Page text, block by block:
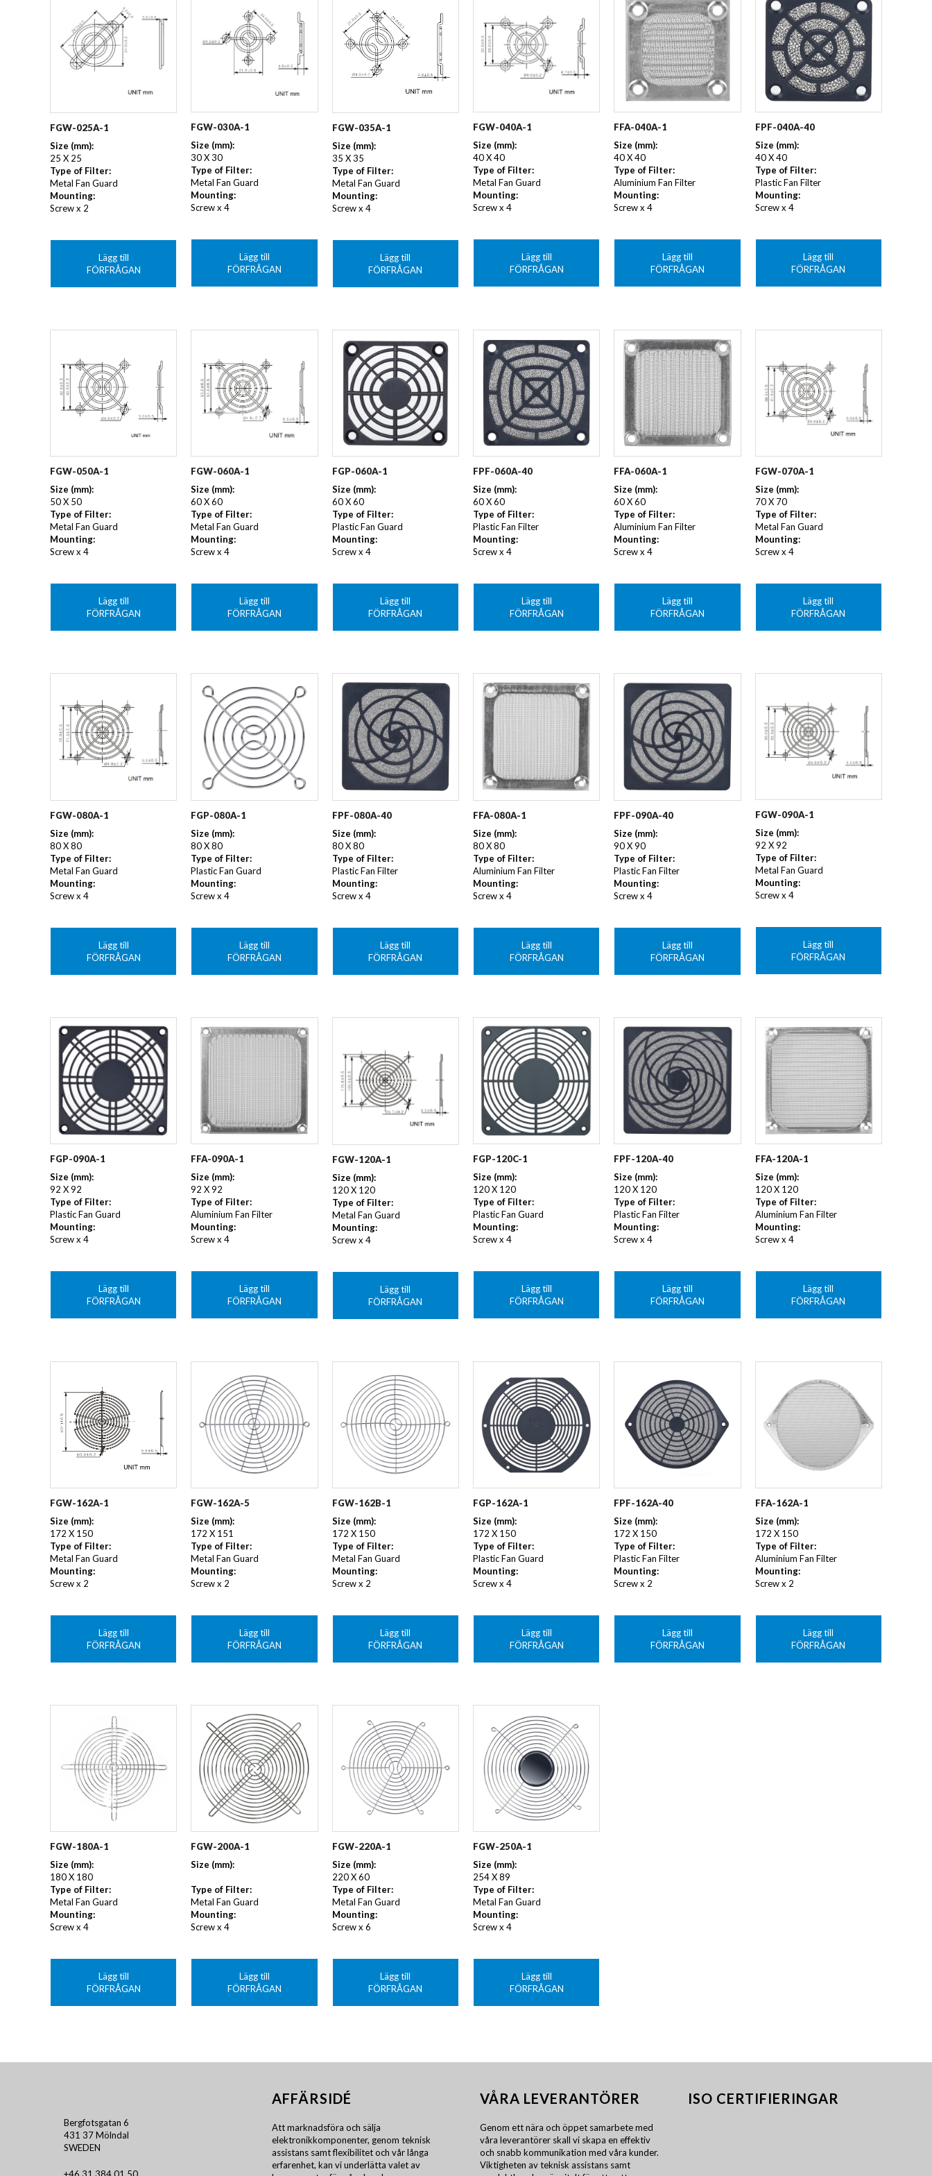
TFT Mono
TFT IPS
TFT HDMI Signal
TFT All-In-One
E-PAPER
LED
LED Matrix
LED Displayer
LED Bar
PEKSKÄRM
FRONTGLAS & SKYDDSFILMER
FILTER
KUNDANPASSAT
Automotive
Bistabilt
FLÄKTAR/KYLNING
DC AXIAL
AC AXIAL
AC RADIAL
FLÄKT TILLBEHÖR
KYLFLÄNSAR
TANGENTBORD
MAGNETER
NDFEB
SMCO
ALNICO
FERRIT
KUNDANPASSAD
FGW-025A-1
Size (mm):
25 X 25
Type of Filter:
Metal Fan Guard
Mounting:
Screw x 2
Lägg till
FÖRFRÅGAN
FGW-030A-1
Size (mm):
30 X 30
Type of Filter:
Metal Fan Guard
Mounting:
Screw x 4
Lägg till
FÖRFRÅGAN
FGW-035A-1
Size (mm):
35 X 35
Type of Filter:
Metal Fan Guard
Mounting:
Screw x 4
Lägg till
FÖRFRÅGAN
FGW-040A-1
Size (mm):
40 X 40
Type of Filter:
Metal Fan Guard
Mounting:
Screw x 4
Lägg till
FÖRFRÅGAN
FFA-040A-1
Size (mm):
40 X 40
Type of Filter:
Aluminium Fan Filter
Mounting:
Screw x 4
Lägg till
FÖRFRÅGAN
FPF-040A-40
Size (mm):
40 X 40
Type of Filter:
Plastic Fan Filter
Mounting:
Screw x 4
Lägg till
FÖRFRÅGAN
FGW-050A-1
Size (mm):
50 X 50
Type of Filter:
Metal Fan Guard
Mounting:
Screw x 4
Lägg till
FÖRFRÅGAN
FGW-060A-1
Size (mm):
60 X 60
Type of Filter:
Metal Fan Guard
Mounting:
Screw x 4
Lägg till
FÖRFRÅGAN
FGP-060A-1
Size (mm):
60 X 60
Type of Filter:
Plastic Fan Guard
Mounting:
Screw x 4
Lägg till
FÖRFRÅGAN
FPF-060A-40
Size (mm):
60 X 60
Type of Filter:
Plastic Fan Filter
Mounting:
Screw x 4
Lägg till
FÖRFRÅGAN
FFA-060A-1
Size (mm):
60 X 60
Type of Filter:
Aluminium Fan Filter
Mounting:
Screw x 4
Lägg till
FÖRFRÅGAN
FGW-070A-1
Size (mm):
70 X 70
Type of Filter:
Metal Fan Guard
Mounting:
Screw x 4
Lägg till
FÖRFRÅGAN
FGW-080A-1
Size (mm):
80 X 80
Type of Filter:
Metal Fan Guard
Mounting:
Screw x 4
Lägg till
FÖRFRÅGAN
FGP-080A-1
Size (mm):
80 X 80
Type of Filter:
Plastic Fan Guard
Mounting:
Screw x 4
Lägg till
FÖRFRÅGAN
FPF-080A-40
Size (mm):
80 X 80
Type of Filter:
Plastic Fan Filter
Mounting:
Screw x 4
Lägg till
FÖRFRÅGAN
FFA-080A-1
Size (mm):
80 X 80
Type of Filter:
Aluminium Fan Filter
Mounting:
Screw x 4
Lägg till
FÖRFRÅGAN
FPF-090A-40
Size (mm):
90 X 90
Type of Filter:
Plastic Fan Filter
Mounting:
Screw x 4
Lägg till
FÖRFRÅGAN
FGW-090A-1
Size (mm):
92 X 92
Type of Filter:
Metal Fan Guard
Mounting:
Screw x 4
Lägg till
FÖRFRÅGAN
FGP-090A-1
Size (mm):
92 X 92
Type of Filter:
Plastic Fan Guard
Mounting:
Screw x 4
Lägg till
FÖRFRÅGAN
FFA-090A-1
Size (mm):
92 X 92
Type of Filter:
Aluminium Fan Filter
Mounting:
Screw x 4
Lägg till
FÖRFRÅGAN
FGW-120A-1
Size (mm):
120 X 120
Type of Filter:
Metal Fan Guard
Mounting:
Screw x 4
Lägg till
FÖRFRÅGAN
FGP-120C-1
Size (mm):
120 X 120
Type of Filter:
Plastic Fan Guard
Mounting:
Screw x 4
Lägg till
FÖRFRÅGAN
FPF-120A-40
Size (mm):
120 X 120
Type of Filter:
Plastic Fan Filter
Mounting:
Screw x 4
Lägg till
FÖRFRÅGAN
FFA-120A-1
Size (mm):
120 X 120
Type of Filter:
Aluminium Fan Filter
Mounting:
Screw x 4
Lägg till
FÖRFRÅGAN
FGW-162A-1
Size (mm):
172 X 150
Type of Filter:
Metal Fan Guard
Mounting:
Screw x 2
Lägg till
FÖRFRÅGAN
FGW-162A-5
Size (mm):
172 X 151
Type of Filter:
Metal Fan Guard
Mounting:
Screw x 2
Lägg till
FÖRFRÅGAN
FGW-162B-1
Size (mm):
172 X 150
Type of Filter:
Metal Fan Guard
Mounting:
Screw x 2
Lägg till
FÖRFRÅGAN
FGP-162A-1
Size (mm):
172 X 150
Type of Filter:
Plastic Fan Guard
Mounting:
Screw x 4
Lägg till
FÖRFRÅGAN
FPF-162A-40
Size (mm):
172 X 150
Type of Filter:
Plastic Fan Filter
Mounting:
Screw x 2
Lägg till
FÖRFRÅGAN
FFA-162A-1
Size (mm):
172 X 150
Type of Filter:
Aluminium Fan Filter
Mounting:
Screw x 2
Lägg till
FÖRFRÅGAN
FGW-180A-1
Size (mm):
180 X 180
Type of Filter:
Metal Fan Guard
Mounting:
Screw x 4
Lägg till
FÖRFRÅGAN
FGW-200A-1
Size (mm):
Type of Filter:
Metal Fan Guard
Mounting:
Screw x 4
Lägg till
FÖRFRÅGAN
FGW-220A-1
Size (mm):
220 X 60
Type of Filter:
Metal Fan Guard
Mounting:
Screw x 6
Lägg till
FÖRFRÅGAN
FGW-250A-1
Size (mm):
254 X 89
Type of Filter:
Metal Fan Guard
Mounting:
Screw x 4
Lägg till
FÖRFRÅGAN
Bergfotsgatan 6
431 37 Mölndal
SWEDEN
AFFÄRSIDÉ
Att marknadsföra och sälja
elektronikkomponenter, genom teknisk
assistans samt flexibilitet och vår långa
erfarenhet, kan vi underlätta valet av
VÅRA LEVERANTÖRER
Genom ett nära och öppet samarbete med
våra leverantörer skall vi skapa en effektiv
och snabb kommunikation med våra kunder.
Viktigheten av teknisk assistans samt
ISO CERTIFIERINGAR